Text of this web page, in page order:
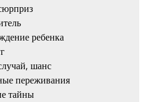
ребенка
шанс
переживания
тайны